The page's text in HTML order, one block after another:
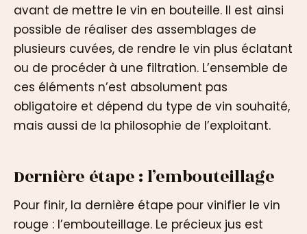
avant de mettre le vin en bouteille. Il est ainsi
possible de réaliser des assemblages de
plusieurs cuvées, de rendre le vin plus éclatant
ou de procéder à une filtration. L’ensemble de
ces éléments n’est absolument pas
obligatoire et dépend du type de vin souhaité,
mais aussi de la philosophie de l’exploitant.
Dernière étape : l’embouteillage
Pour finir, la dernière étape pour vinifier le vin
rouge : l’embouteillage. Le précieux jus est